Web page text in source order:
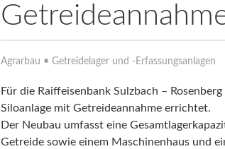
Agrarbau • Getreidelager und -Erfassungsanlagen
Für die Raiffeisenbank Sulzbach –
Siloanlage mit Getreideannahme errichtet.
Der Neubau umfasst eine
Getreide sowie einem Maschinenhaus und